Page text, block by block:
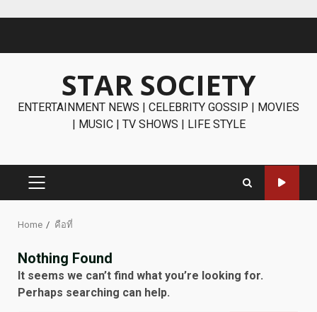
STAR SOCIETY
ENTERTAINMENT NEWS | CELEBRITY GOSSIP | MOVIES
| MUSIC | TV SHOWS | LIFE STYLE
PRIMARY
Home คือที่
Nothing Found
It seems we can’t find what you’re looking for.
Perhaps searching can help.